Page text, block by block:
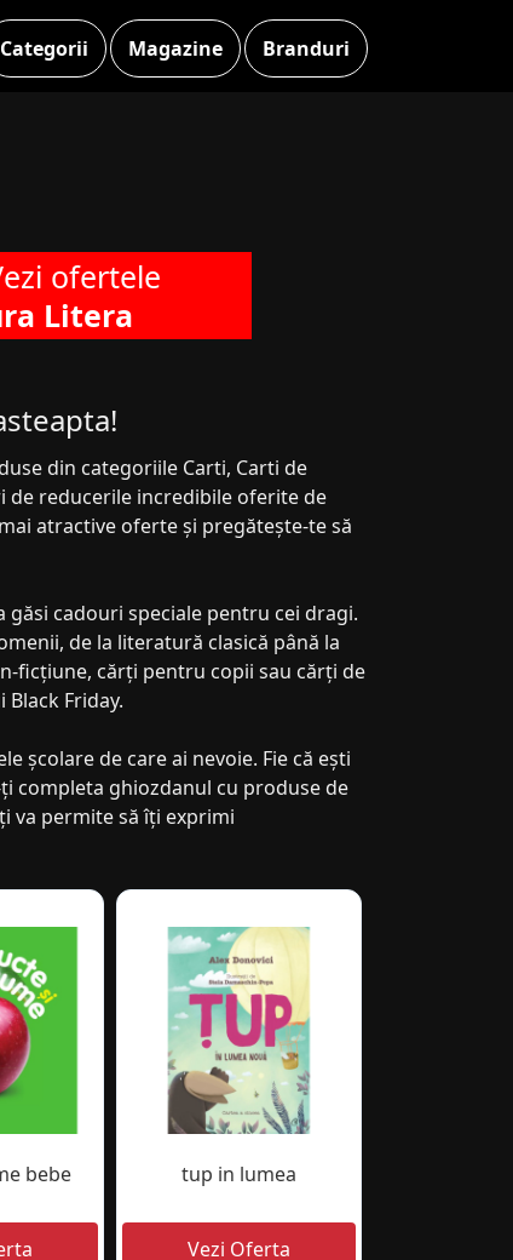
Categorii Magazine Branduri
ofertele
Litera
din categoriile Carti, Carti de
de reducerile incredibile oferite de
atractive oferte și pregătește-te să
găsi cadouri speciale pentru cei dragi.
de la literatură clasică până la
ficțiune, cărți pentru copii sau cărți de
Friday.
școlare de care ai nevoie. Fie că ești
completa ghiozdanul cu produse de
va permite să îți exprimi
bebe tup in lumea